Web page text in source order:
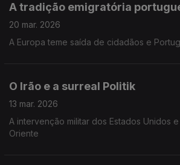
A tradição emigratória
20 mar. 2026
A Europa teme saída de cidadãos e
O Irão e a surreal Politik
13 mar. 2026
A intervenção militar dos Estados Unidos
Oriente